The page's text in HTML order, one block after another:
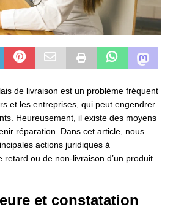
de livraison est un problème fréquent
et les entreprises, qui peut engendrer
Heureusement, il existe des moyens
réparation. Dans cet article, nous
actions juridiques à
ou de non-livraison d’un produit
et constatation